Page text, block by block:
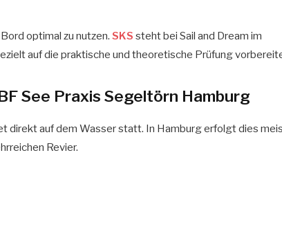
optimal zu nutzen.SKS steht bei Sail and Dream im
auf die praktische und theoretische Prüfung
See Praxis Segeltörn Hamburg
direkt auf dem Wasser statt. In Hamburg erfolgt dies
Revier.